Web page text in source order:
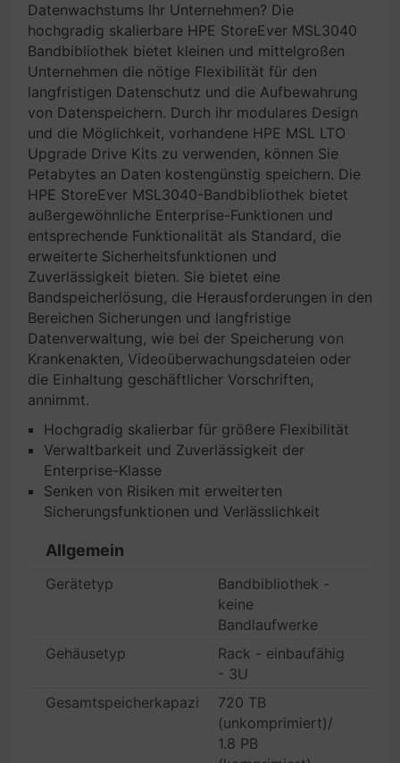
Datenwachstums Ihr Unternehmen? Die
hochgradig skalierbare HPE StoreEver MSL3040
Bandbibliothek bietet kleinen und mittelgroßen
Unternehmen die nötige Flexibilität für den
langfristigen Datenschutz und die Aufbewahrung
von Datenspeichern. Durch ihr modulares Design
und die Möglichkeit, vorhandene HPE MSL LTO
Upgrade Drive Kits zu verwenden, können Sie
Petabytes an Daten kostengünstig speichern. Die
HPE StoreEver MSL3040-Bandbibliothek bietet
außergewöhnliche Enterprise-Funktionen und
entsprechende Funktionalität als Standard, die
erweiterte Sicherheitsfunktionen und
Zuverlässigkeit bieten. Sie bietet eine
Bandspeicherlösung, die Herausforderungen in den
Bereichen Sicherungen und langfristige
Datenverwaltung, wie bei der Speicherung von
Krankenakten, Videoüberwachungsdateien oder
die Einhaltung geschäftlicher Vorschriften,
annimmt.
Hochgradig skalierbar für größere Flexibilität
Verwaltbarkeit und Zuverlässigkeit der
Enterprise-Klasse
Senken von Risiken mit erweiterten
Sicherungsfunktionen und Verlässlichkeit
Allgemein
Gerätetyp
Bandbibliothek -
keine
Bandlaufwerke
Gehäusetyp
Rack - einbaufähig
- 3U
Gesamtspeicherkapazität 720 TB
(unkomprimiert)/
1.8 PB